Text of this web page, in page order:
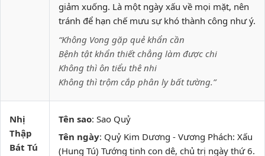
giảm xuống. Là một ngày xấu về mọi mặt, nên
tránh để hạn chế mưu sự khó thành công như ý.
“Không Vong gặp quẻ khẩn cần
Bệnh tật khẩn thiết chẳng làm được chi
Không thì ôn tiểu thê nhi
Không thì trộm cắp phân ly bất tường.”
Nhị
Thập
Bát Tú
Tên sao: Sao Quỷ
Tên ngày: Quỷ Kim Dương - Vương Phách: Xấu
(Hung Tú) Tướng tinh con dê, chủ trị ngày thứ 6.